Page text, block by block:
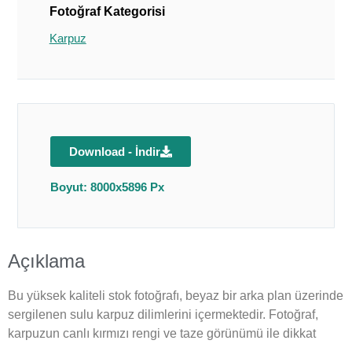
Fotoğraf Kategorisi
Karpuz
Download - İndir
Boyut: 8000x5896 Px
Açıklama
Bu yüksek kaliteli stok fotoğrafı, beyaz bir arka plan üzerinde
sergilenen sulu karpuz dilimlerini içermektedir. Fotoğraf,
karpuzun canlı kırmızı rengi ve taze görünümü ile dikkat